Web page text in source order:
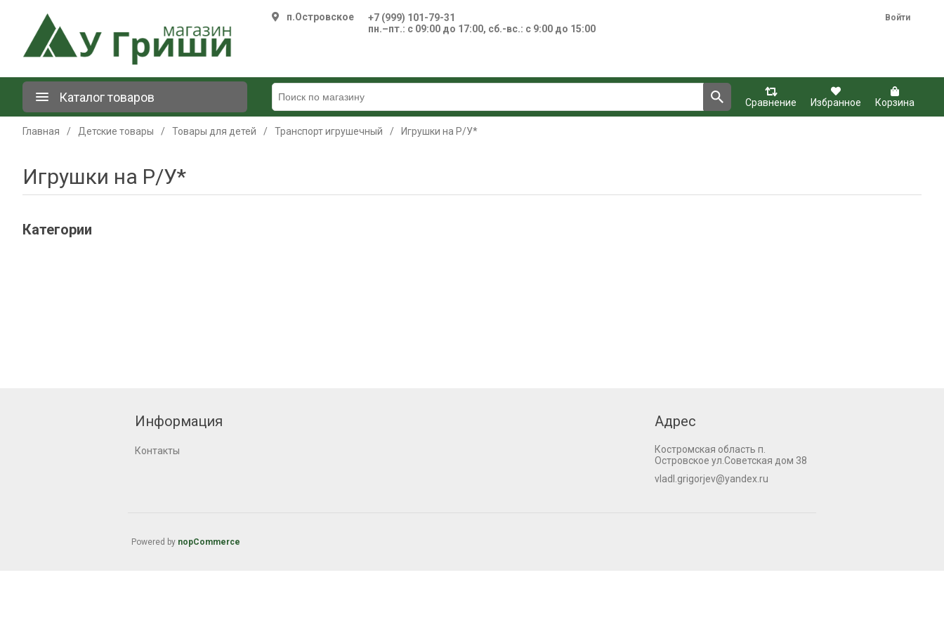
п.Островское
+7 (999) 101-79-31
пн.–пт.: с 09:00 до 17:00, сб.-вс.: с 9:00 до 15:00
Войти
Каталог товаров Сравнение Избранное Корзина
Главная / Детские товары / Товары для детей / Транспорт игрушечный / Игрушки на Р/У*
Игрушки на Р/У*
Категории
Информация
Контакты
Адрес
Костромская область п.
Островское ул.Советская дом 38
vladl.grigorjev@yandex.ru
Powered by nopCommerce